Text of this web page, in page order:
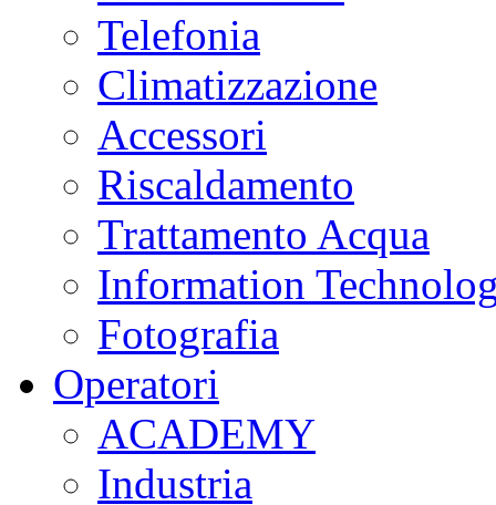
Telefonia
Climatizzazione
Accessori
Riscaldamento
Trattamento Acqua
Information
Fotografia
Operatori
ACADEMY
Industria